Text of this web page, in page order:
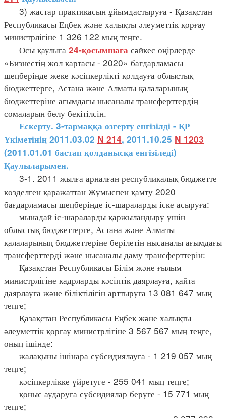
3) жастар практикасын ұйымдастыруға - Қазақстан
Республикасы Еңбек және халықты әлеуметтік қорғау
министрлігіне 1 326 122 мың теңге.
Осы қаулыға 24-қосымшаға сәйкес өңірлерде
«Бизнестің жол картасы - 2020» бағдарламасы
шеңберінде жеке кәсіпкерлікті қолдауға облыстық
бюджеттерге, Астана және Алматы қалаларының
бюджеттеріне ағымдағы нысаналы трансферттердің
сомаларын бөлу бекітілсін.
Ескерту. 3-тармаққа өзгерту енгізілді - ҚР
Үкіметінің 2011.03.02 N 214, 2011.10.25 N 1203
(2011.01.01 бастап қолданысқа енгізіледі)
Қаулыларымен.
3-1. 2011 жылға арналған республикалық бюджетте
көзделген қаражаттан Жұмыспен қамту 2020
бағдарламасы шеңберінде іс-шараларды іске асыруға:
мынадай іс-шараларды қаржыландыру үшін
облыстық бюджеттерге, Астана және Алматы
қалаларының бюджеттеріне берілетін нысаналы ағымдағы
трансферттерді және нысаналы даму трансферттерін:
Қазақстан Республикасы Білім және ғылым
министрлігіне кадрларды кәсіптік даярлауға, қайта
даярлауға және біліктілігін арттыруға 13 081 647 мың
теңге;
Қазақстан Республикасы Еңбек және халықты
әлеуметтік қорғау министрлігіне 3 567 567 мың теңге,
оның ішінде:
жалақыны ішінара субсидиялауға - 1 219 057 мың
теңге;
кәсіпкерлікке үйретуге - 255 041 мың теңге;
қоныс аударуға субсидиялар беруге - 15 771 мың
теңге;